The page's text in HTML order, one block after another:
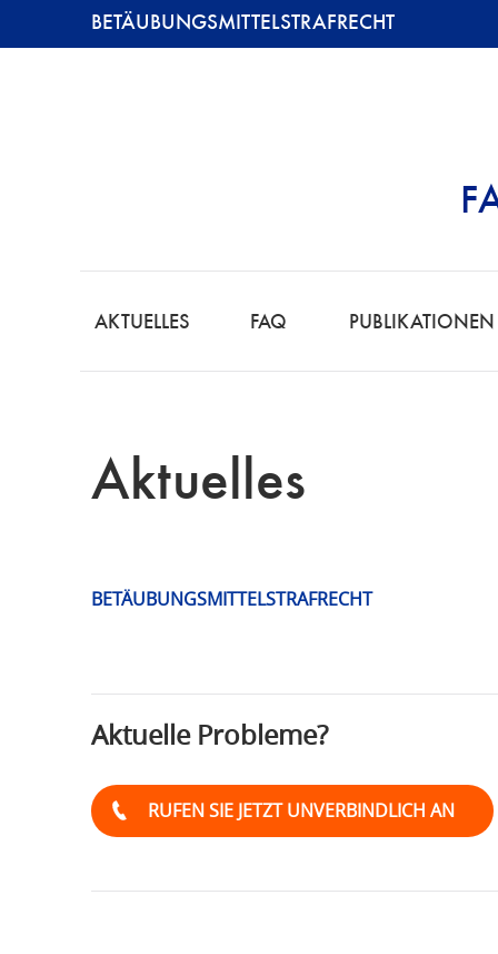
BETÄUBUNGSMITTELSTRAFRECHT
AKTUELLES FAQ PUBLIKATIONEN
Aktuelles
4FMDMBBICA
BETÄUBUNGSMITTELSTRAFRECHT
Aktuelle Probleme?
RUFEN SIE JETZT UNVERBINDLICH AN